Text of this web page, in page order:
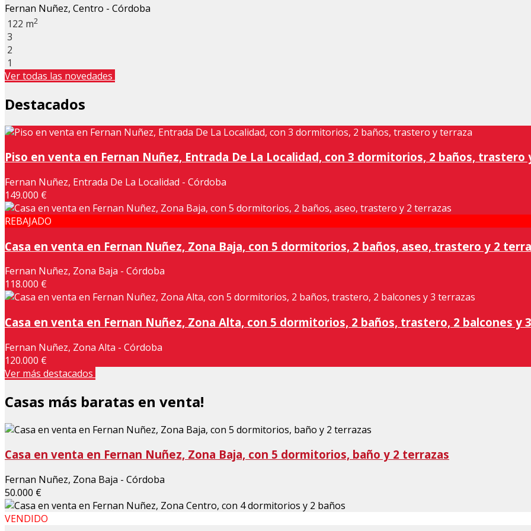
Fernan Nuñez, Centro - Córdoba
122 m2
3
2
1
Ver todas las novedades
Destacados
Piso en venta en Fernan Nuñez, Entrada De La Localidad, con 3 dormitorios, 2 baños, trastero
Fernan Nuñez, Entrada De La Localidad - Córdoba
149.000 €
REBAJADO
Casa en venta en Fernan Nuñez, Zona Baja, con 5 dormitorios, 2 baños, aseo, trastero y 2
Fernan Nuñez, Zona Baja - Córdoba
118.000 €
Casa en venta en Fernan Nuñez, Zona Alta, con 5 dormitorios, 2 baños, trastero, 2 balcones y
Fernan Nuñez, Zona Alta - Córdoba
120.000 €
Ver más destacados
Casas más baratas en venta!
Casa en venta en Fernan Nuñez, Zona Baja, con 5 dormitorios, baño y 2 terrazas
Fernan Nuñez, Zona Baja - Córdoba
50.000 €
VENDIDO